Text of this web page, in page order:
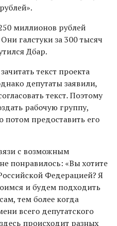
миллионов рублей
галстуки за 300 тысяч
Дбар.
текст проекта
депутаты заявили,
текст. Поэтому
рабочую группу,
потом предоставить его
с возможным
понравилось: «Вы хотите
Федерацией? Я
и будем подходить
тем более когда
всего депутатского
происходит разных